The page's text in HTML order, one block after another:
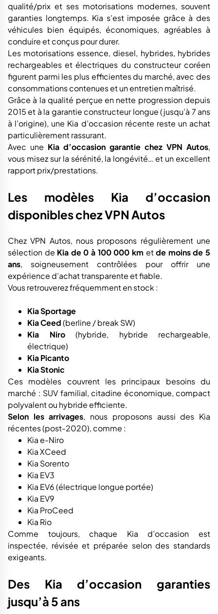
qualité/prix et ses motorisations modernes, souvent
garanties longtemps. Kia s’est imposée grâce à des
véhicules bien équipés, économiques, agréables à
conduire et conçus pour durer.
Les motorisations essence, diesel, hybrides, hybrides
rechargeables et électriques du constructeur coréen
figurent parmi les plus efficientes du marché, avec des
consommations contenues et un entretien maîtrisé.
Grâce à la qualité perçue en nette progression depuis
2015 et à la garantie constructeur longue (jusqu’à 7 ans
à l’origine), une Kia d’occasion récente reste un achat
particulièrement rassurant.
Avec une Kia d’occasion garantie chez VPN Autos,
vous misez sur la sérénité, la longévité… et un excellent
rapport prix/prestations.
Les modèles Kia d’occasion
disponibles chez VPN Autos
Chez VPN Autos, nous proposons régulièrement une
sélection de Kia de 0 à 100 000 km etde moins de 5
ans, soigneusement contrôlées pour offrir une
expérience d’achat transparente et fiable.
Vous retrouverez fréquemment en stock :
Kia Sportage
Kia Ceed(berline / break SW)
Kia Niro(hybride, hybride rechargeable,
électrique)
Kia Picanto
Kia Stonic
Ces modèles couvrent les principaux besoins du
marché : SUV familial, citadine économique, compact
polyvalent ou hybride efficiente.
Selon les arrivages, nous proposons aussi des Kia
récentes (post-2020), comme :
Kia e-Niro
Kia XCeed
Kia Sorento
Kia EV3
Kia EV6 (électrique longue portée)
Kia EV9
Kia ProCeed
Kia Rio
Comme toujours, chaque Kia d’occasion est
inspectée, révisée et préparée selon des standards
exigeants.
Des Kia d’occasion garanties
jusqu’à 5 ans